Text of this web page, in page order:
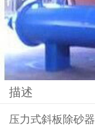
描述
压力式斜板除砂器